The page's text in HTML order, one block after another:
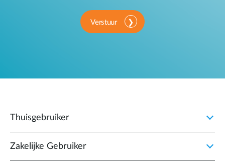
Verstuur
Thuisgebruiker
Zakelijke Gebruiker